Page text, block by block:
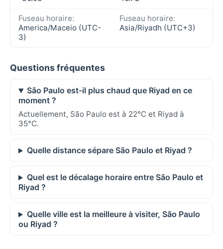
Fuseau horaire:
America/Maceio (UTC-
3)
Fuseau horaire:
Asia/Riyadh (UTC+3)
Questions fréquentes
São Paulo est-il plus chaud que Riyad en ce
moment ?
Actuellement, São Paulo est à 22°C et Riyad à
35°C.
Quelle distance sépare São Paulo et Riyad ?
Quel est le décalage horaire entre São Paulo et
Riyad ?
Quelle ville est la meilleure à visiter, São Paulo
ou Riyad ?